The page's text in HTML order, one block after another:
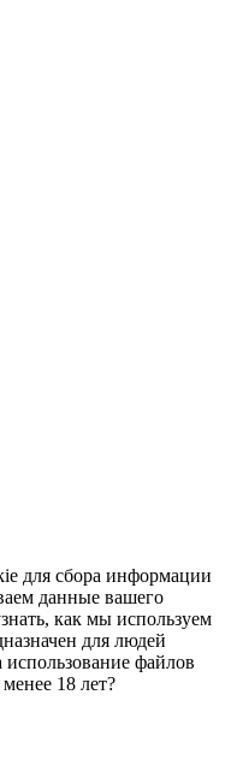
для сбора информации
данные вашего
как мы используем
для людей
файлов
18 лет?